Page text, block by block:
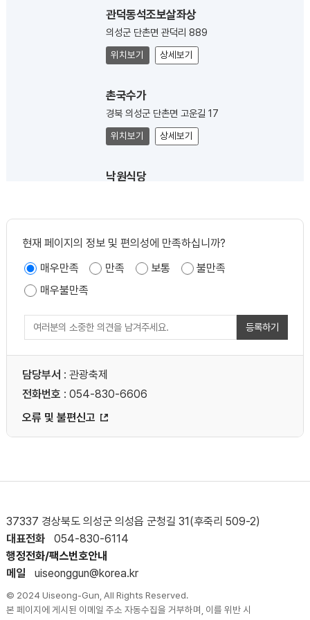
관덕동석조보살좌상
의성군 단촌면 관덕리 889
위치보기 상세보기
촌국수가
경북 의성군 단촌면 고운길 17
위치보기 상세보기
낙원식당
위치보기 상세보기
경상북도 의성군 단촌면 장터길 16-6
주영자마늘닭
경상북도 의성군 단촌면 장터길 14
BHC 단촌점
경상북도 의성군 단촌면 장터길 19-1
경상북도 의성군 단촌면 신기길 35
위치보기
어울마실
경상북도 의성군 단촌면 경북대로 6424
현재 페이지의 정보 및 편의성에 만족하십니까?
매우만족
만족 보통
불만족
매우불만족
등록하기
담당부서 : 관광축제
전화번호 : 054-830-6606
오류 및 불편신고
37337 경상북도 의성군 의성읍 군청길 31(후죽리 509-2)
대표전화
054-830-6114
행정전화/팩스번호안내
메일
uiseonggun@korea.kr
© 2024 Uiseong-Gun, All Rights Reserved.
본 페이지에 게시된 이메일 주소 자동수집을 거부하며, 이를 위반 시